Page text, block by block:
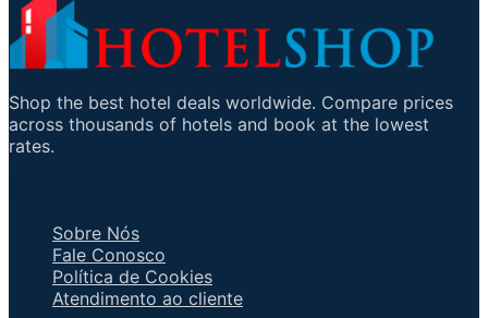
Shop the best hotel deals worldwide. Compare prices
across thousands of hotels and book at the lowest
rates.
Sobre Nós
Fale Conosco
Política de Cookies
Atendimento ao cliente